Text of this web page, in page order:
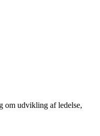
om udvikling af ledelse,